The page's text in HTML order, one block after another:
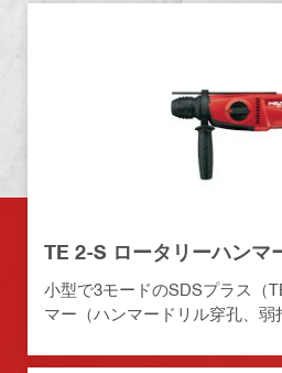
TE 2-S ロータリーハンマ
小型で3モードのSDSプラス（
マー（ハンマードリル穿孔、弱